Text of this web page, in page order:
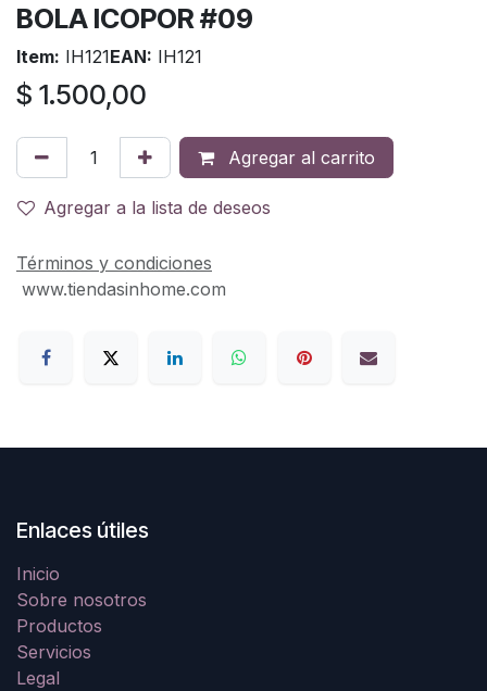
BOLA ICOPOR #09
Item: IH121EAN: IH121
$ 1.500,00
Agregar al carrito
Agregar a la lista de deseos
Términos y condiciones
www.tiendasinhome.com
Enlaces útiles
Inicio
Sobre nosotros
Productos
Servicios
Legal